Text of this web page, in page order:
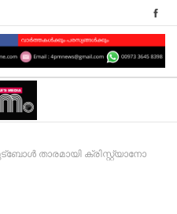
താരമായി ക്രിസ്റ്റ്യാനോ